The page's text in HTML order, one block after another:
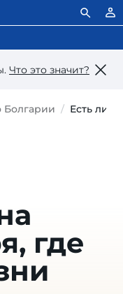
Что это значит?
Болгарии Есть ли
где